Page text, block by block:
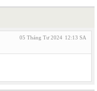
05 Tháng Tư 2024 12:13 SA